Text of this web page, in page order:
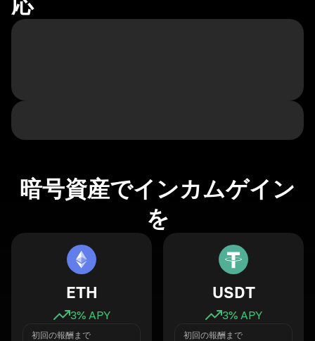
暗号資産でインカムゲイン
を
ETH
3% APY
初回の報酬まで
USDT
3% APY
初回の報酬まで